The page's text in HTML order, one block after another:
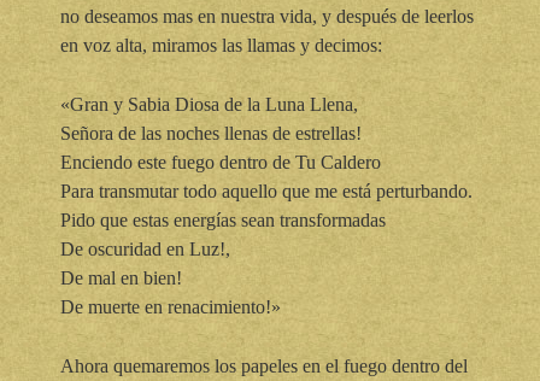
no deseamos mas en nuestra vida, y después de leerlos
en voz alta, miramos las llamas y decimos:
«Gran y Sabia Diosa de la Luna Llena,
Señora de las noches llenas de estrellas!
Enciendo este fuego dentro de Tu Caldero
Para transmutar todo aquello que me está perturbando.
Pido que estas energías sean transformadas
De oscuridad en Luz!,
De mal en bien!
De muerte en renacimiento!»
Ahora quemaremos los papeles en el fuego dentro del